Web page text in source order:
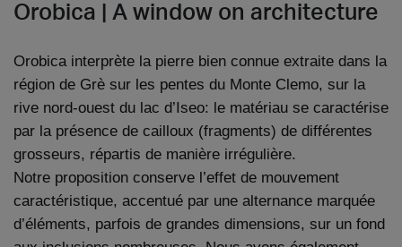
Orobica | A window on architecture
Orobica interprète la pierre bien connue extraite dans la
région de Grè sur les pentes du Monte Clemo, sur la
rive nord-ouest du lac d’Iseo: le matériau se caractérise
par la présence de cailloux (fragments) de différentes
grosseurs, répartis de manière irrégulière.
Notre proposition conserve l’effet de mouvement
caractéristique, accentué par une alternance marquée
d’éléments, parfois de grandes dimensions, sur un fond